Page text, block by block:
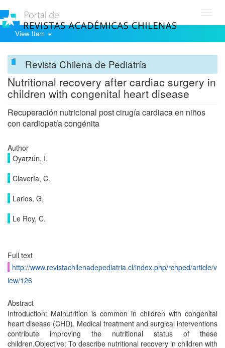
View Item
Revista Chilena de Pediatría
Nutritional recovery after cardiac surgery in
children with congenital heart disease
Recuperación nutricional post cirugía cardiaca en niños
con cardiopatía congénita
Author
Oyarzún, I.
Clavería, C.
Larios, G.
Le Roy, C.
Full text
http://www.revistachilenadepediatria.cl/index.php/rchped/article/v
iew/126
Abstract
Introduction: Malnutrition is common in children with congenital
heart disease (CHD). Medical treatment and surgical interventions
contribute improving the nutritional status of these
children.Objective: To describe nutritional recovery in children with